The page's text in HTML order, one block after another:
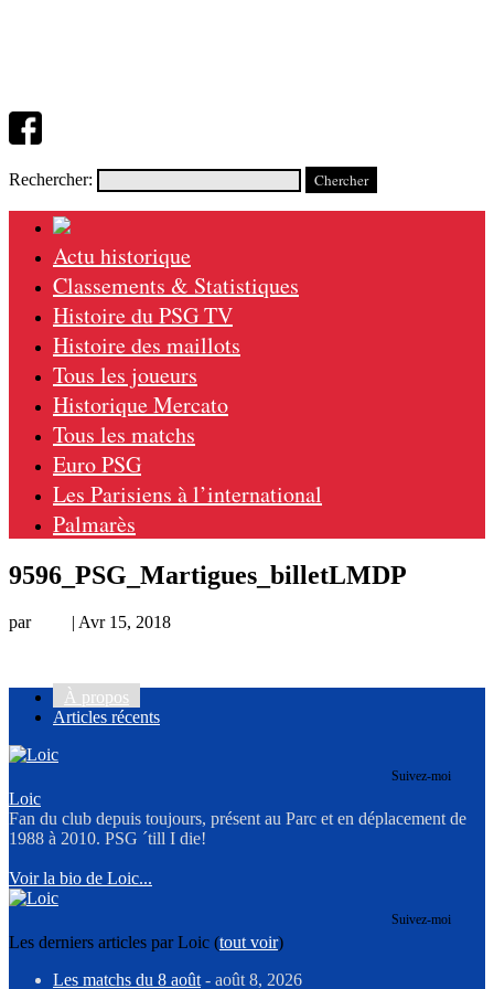
Rechercher:
Actu historique
Classements & Statistiques
Histoire du PSG TV
Histoire des maillots
Tous les joueurs
Historique Mercato
Tous les matchs
Euro PSG
Les Parisiens à l’international
Palmarès
9596_PSG_Martigues_billetLMDP
par | Avr 15, 2018
À propos
Articles récents
Suivez-moi
Loic
Fan du club depuis toujours, présent au Parc et en déplacement de
1988 à 2010. PSG ´till I die!
Voir la bio de Loic...
Suivez-moi
Les derniers articles par Loic (tout voir)
Les matchs du 8 août - août 8, 2026